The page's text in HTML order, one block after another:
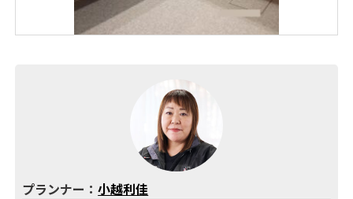
プランナー：小越利佳